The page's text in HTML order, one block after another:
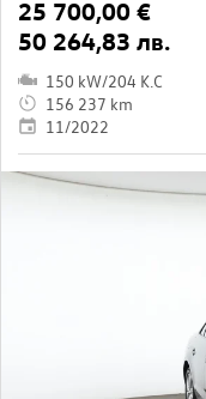
25 700,00 €
50 264,83 лв.
150 kW/204 K.C
156 237 km
11/2022